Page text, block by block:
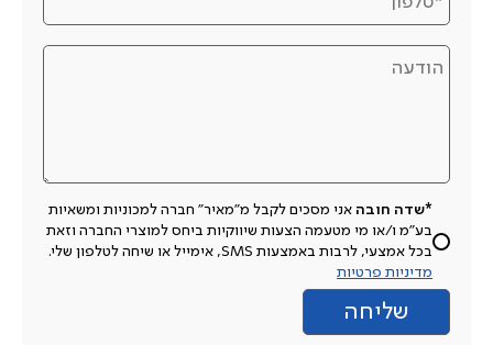
*שדה חובה אני מסכים לקבל מ"מאיר" חברה למכוניות ומשאיות
בע"מ ו/או מי מטעמה הצעות שיווקיות ביחס למוצרי החברה וזאת
בכל אמצעי, לרבות באמצעות SMS, אימייל או שיחה לטלפון שלי.
מדיניות פרטיות